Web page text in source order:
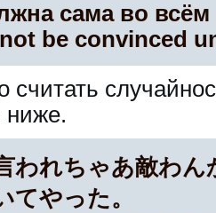
сама во всём
be convinced
считать
ниже.
われちゃあ敵わ
てやった。